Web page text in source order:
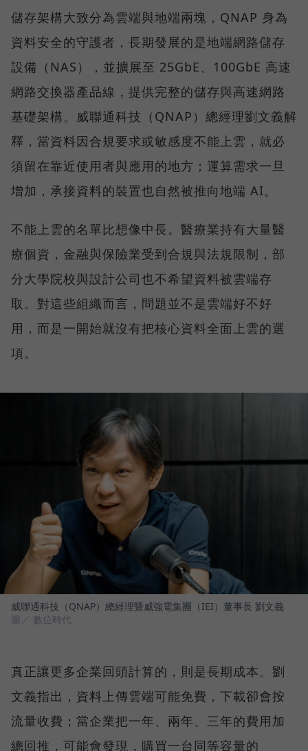
儲存架構大致分為雲端與地端兩塊，QNAP 身為
資料安全的守護者，長期發展的是地端網路儲存
設備（NAS），並擴展至 25GbE、100GbE 高速
網路交換器產品線，提供完整的儲存與高速網路
基礎架構。威聯通科技（QNAP）總經理劉文義解
釋，當資料因合規要求或敏感度不能上雲，就必
須留在靠近使用者與應用的地方；運算需求一旦
增加，承接資料的裝置也自然被推向地端 AI。
不能上雲的名單比想像中長。醫療業持有大量醫
療個資，金融與保險業受到合規與法規限制，部
分大學院校與設計公司也不希望資料被雲端存
取。對這些組織而言，問題並不是雲端好不好
用，而是一開始就沒有把核心資料全面上雲的選
項。
威聯通科技（QNAP）總經理暨威強電集團（IEI）董事長 劉文義
圖／ 數位時代
真正讓更多企業回頭計算的，則是長期成本。劉
文義指出，資料上傳雲端可能免費，下載卻會按
流量收費；當企業把一年、兩年、三年的費用加
總回推，可能會發現，購買一台同等容量的